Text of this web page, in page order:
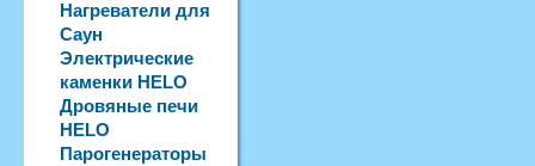
Нагреватели для
Саун
Электрические
каменки HELO
Дровяные печи
HELO
Парогенераторы